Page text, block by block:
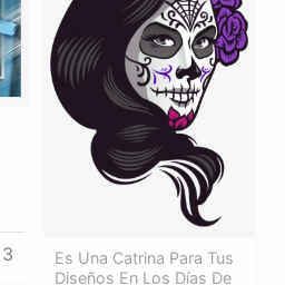
3
Es Una Catrina Para Tus
Diseños En Los Días De